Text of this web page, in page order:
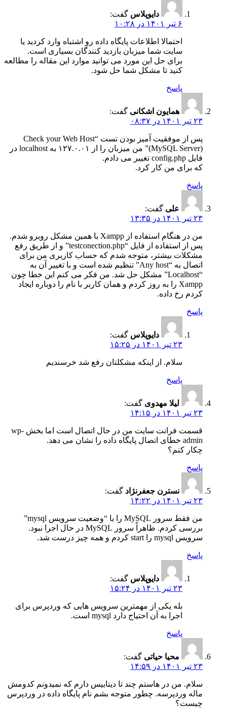
دایوپلاس گفت:
۶ تیر ۱۴۰۱ در ۱۰:۲۸
احتمالا اطلاعات پایگاه داده رو اشتباه وارد کردید یا
سایت شما میزبان بازدید کنندگان بسیاری است.
برای حل این مورد می توانید موارد این مقاله را مطالعه
کنید تا مشکل شما حل شود.
پاسخ
همایون اشکانی گفت:
۲۳ تیر ۱۴۰۱ در ۰۸:۳۷
پس از موفقیت آمیز بودن تست “Check your Web Host
(MySQL Server)” من میزبان را از ۱۲۷.۰.۰۱ به localhost در
فایل config.php تغییر می دادم.
که برای من کار کرد.
پاسخ
علی گفت:
۲۳ تیر ۱۴۰۱ در ۱۳:۳۵
من در هنگام استفاده از Xampp با همین مشکل روبرو شدم.
پس از استفاده از فایل “testconection.php” و از طریق رفع
مشکلات بیشتر، متوجه شدم که حساب کاربری من برای
اتصال به “Any host” تنظیم شده است و با تغییر آن به
“Localhost” مشکل حل شد. من فکر می کنم این خطا چون
Xampp را به روز کردم و همان کاربر با نام را دوباره ایجاد
کردم رخ داده.
پاسخ
دایوپلاس گفت:
۲۳ تیر ۱۴۰۱ در ۱۵:۲۵
سلام. از اینکه مشکلتان رفع شد خرسندیم
پاسخ
لیلا مهدوی گفت:
۲۳ تیر ۱۴۰۱ در ۱۴:۱۵
قسمت فرانت سایت من در حال اتصال است اما بخش wp-
admin خطای اتصال پایگاه داده را نشان می دهد.
چکار کنم؟
پاسخ
نسترن جعفرنژاد گفت:
۲۳ تیر ۱۴۰۱ در ۱۴:۲۲
من فقط سرور MySQL را با “وضعیت سرویس mysql”
بررسی کردم. ظاهراً سرور MySQL در حال اجرا نبود.
سرویس mysql را start کردم و همه چیز درست شد.
پاسخ
دایوپلاس گفت:
۲۳ تیر ۱۴۰۱ در ۱۵:۲۴
بله یکی از مهمترین سرویس هایی که وردپرس برای
اجرا به آن احتیاج دارد mysql است.
پاسخ
محیا حیاتی گفت:
۲۳ تیر ۱۴۰۱ در ۱۴:۵۹
سلام. من در هاستم چند تا دیتابیس دارم که نمیدونم کدومش
ماله وردپرسه. چطور متوجه بشم نام پایگاه داده در وردپرس
چیست؟